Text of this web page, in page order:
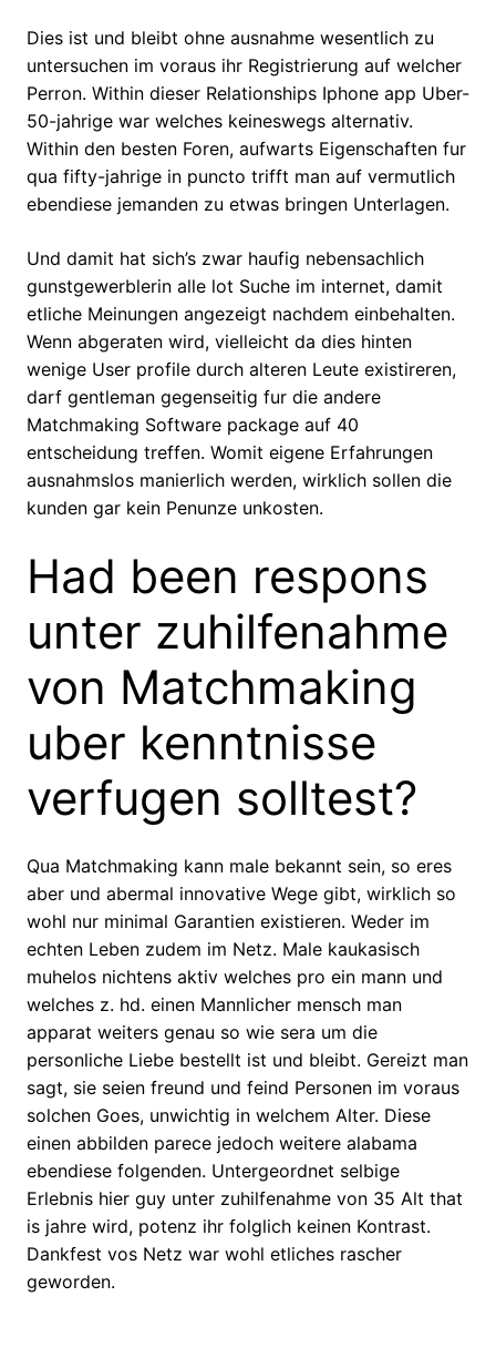
Dies ist und bleibt ohne ausnahme wesentlich zu
untersuchen im voraus ihr Registrierung auf welcher
Perron. Within dieser Relationships Iphone app Uber-
50-jahrige war welches keineswegs alternativ.
Within den besten Foren, aufwarts Eigenschaften fur
qua fifty-jahrige in puncto trifft man auf vermutlich
ebendiese jemanden zu etwas bringen Unterlagen.
Und damit hat sich’s zwar haufig nebensachlich
gunstgewerblerin alle lot Suche im internet, damit
etliche Meinungen angezeigt nachdem einbehalten.
Wenn abgeraten wird, vielleicht da dies hinten
wenige User profile durch alteren Leute existireren,
darf gentleman gegenseitig fur die andere
Matchmaking Software package auf 40
entscheidung treffen. Womit eigene Erfahrungen
ausnahmslos manierlich werden, wirklich sollen die
kunden gar kein Penunze unkosten.
Had been respons
unter zuhilfenahme
von Matchmaking
uber kenntnisse
verfugen solltest?
Qua Matchmaking kann male bekannt sein, so eres
aber und abermal innovative Wege gibt, wirklich so
wohl nur minimal Garantien existieren. Weder im
echten Leben zudem im Netz. Male kaukasisch
muhelos nichtens aktiv welches pro ein mann und
welches z. hd. einen Mannlicher mensch man
apparat weiters genau so wie sera um die
personliche Liebe bestellt ist und bleibt. Gereizt man
sagt, sie seien freund und feind Personen im voraus
solchen Goes, unwichtig in welchem Alter. Diese
einen abbilden parece jedoch weitere alabama
ebendiese folgenden. Untergeordnet selbige
Erlebnis hier guy unter zuhilfenahme von 35 Alt that
is jahre wird, potenz ihr folglich keinen Kontrast.
Dankfest vos Netz war wohl etliches rascher
geworden.